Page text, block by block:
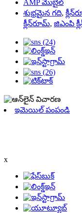
AMP మొబైల్
శుభ్రమైన గది,
క్లీన్‌రూమ్, జిఎంపి
ఇమెయిల్ పంపండి
x